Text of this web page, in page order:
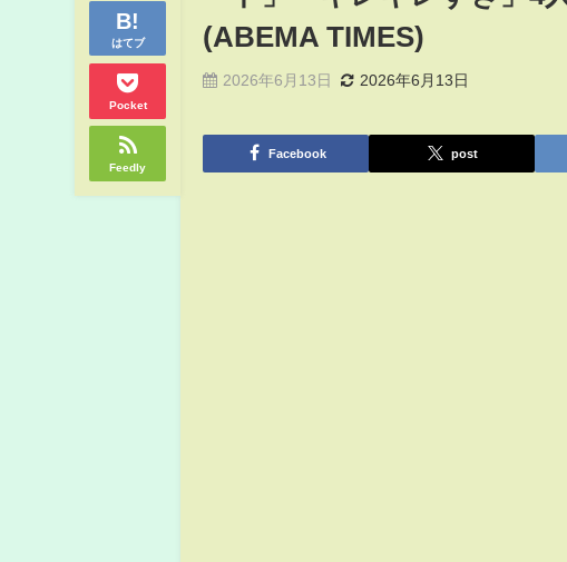
はてブ
Pocket
Feedly
(ABEMA TIMES)
2026年6月13日 2026年6月13日
Facebook post